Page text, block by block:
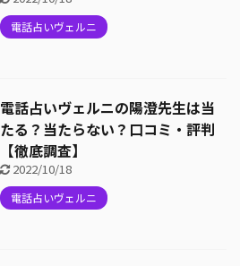
電話占いヴェルニ
電話占いヴェルニの陽澄先生は当
たる？当たらない？口コミ・評判
【徹底調査】
2022/10/18
電話占いヴェルニ